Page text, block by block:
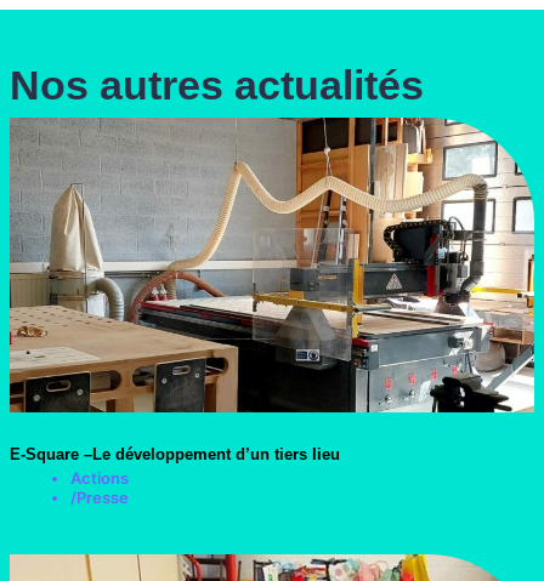
Nos autres actualités
E-Square –Le développement d’un tiers lieu
Actions
/Presse